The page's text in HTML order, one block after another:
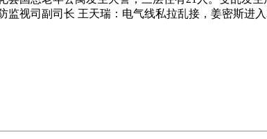
视司副司长 王天瑞：电气线私拉乱接，姜密斯进